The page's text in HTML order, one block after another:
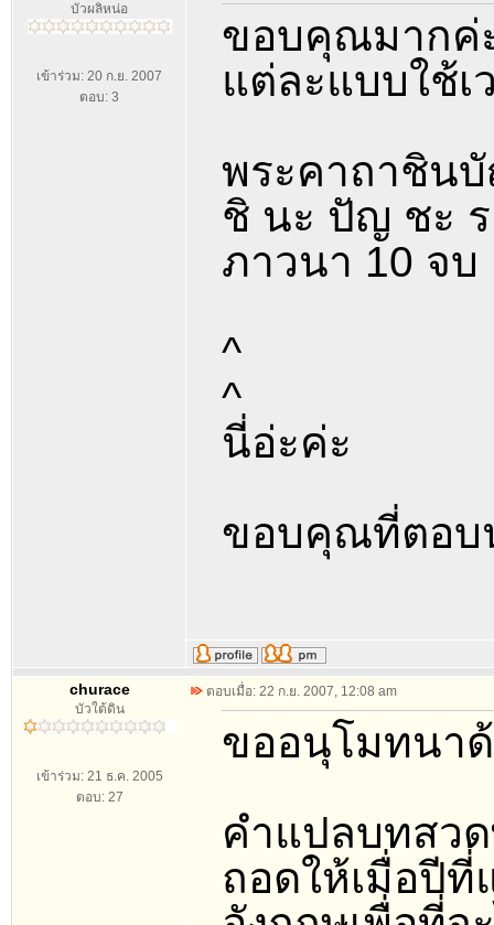
บัวผลิหน่อ
เข้าร่วม: 20 ก.ย. 2007
ตอบ: 3
ขอบคุณมากค่
แต่ละแบบใช้เ
พระคาถาชิน
ชิ นะ ปัญ ชะ
ภาวนา 10 จบ
^
^
นี่อ่ะค่ะ
ขอบคุณที่ตอ
churace
บัวใต้ดิน
เข้าร่วม: 21 ธ.ค. 2005
ตอบ: 27
ตอบเมื่อ: 22 ก.ย. 2007, 12:08 am
ขออนุโมทนา
คำแปลบทสว
ถอดให้เมื่อปี